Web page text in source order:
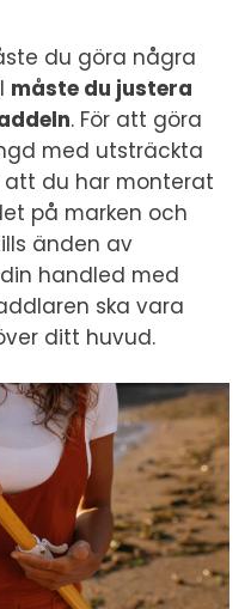
du göra några
måste du justera
. För att göra
med utsträckta
att du har monterat
på marken och
änden av
handled med
ska vara
ditt huvud.